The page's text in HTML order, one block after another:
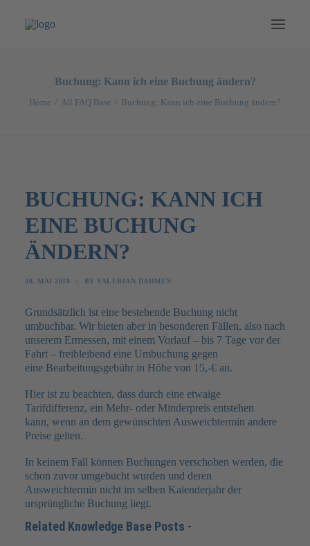
BOOTE
PREISE
GUTSCHEINE
DEUTSCH
FAQ
KONTAKT
Buchung: Kann ich eine Buchung ändern?
Home All FAQ Base Buchung: Kann ich eine Buchung ändern?
BUCHUNG: KANN ICH
EINE BUCHUNG
ÄNDERN?
30. MAI 2018 BY VALERIAN DAHMEN
Grundsätzlich ist eine bestehende Buchung nicht
umbuchbar. Wir bieten aber in besonderen Fällen, also nach
unserem Ermessen, mit einem Vorlauf – bis 7 Tage vor der
Fahrt – freibleibend eine Umbuchung gegen
eine Bearbeitungsgebühr in Höhe von 15,-€ an.
Hier ist zu beachten, dass durch eine etwaige
Tarifdifferenz, ein Mehr- oder Minderpreis entstehen
kann, wenn an dem gewünschten Ausweichtermin andere
Preise gelten.
In keinem Fall können Buchungen verschoben werden, die
schon zuvor umgebucht wurden und deren
Ausweichtermin nicht im selben Kalenderjahr der
ursprüngliche Buchung liegt.
Related Knowledge Base Posts -